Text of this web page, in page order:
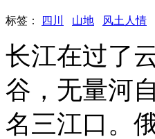
标签： 四川 山地 风土人情
长江在过了
谷，无量河
名三江口。